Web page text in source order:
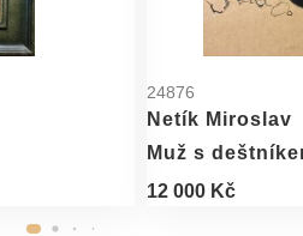
24876
Netík Miroslav
Muž s
12 000 Kč